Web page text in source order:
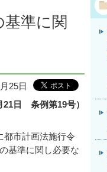
準に関
25日
21日 条例第19号）
都市計画法施行令
基準に関し必要な